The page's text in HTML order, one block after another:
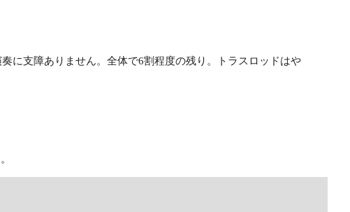
に支障ありません。全体で6割程度の残り。トラスロッドはや